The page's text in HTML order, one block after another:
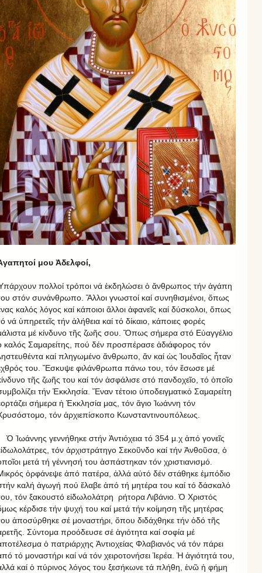
μου Ἀδελφοί,
πολλοί τρόποι νά ἐκδηλώσει ὁ ἄνθρωπος τήν ἀγάπη
στόν συνάνθρωπο. Ἄλλοι γνωστοί καί συνηθισμένοι, ὅπως
καλός λόγος καί κάποιοι ἄλλοι ἀφανεῖς καί δύσκολοι, ὅπως
νά ὑπηρετεῖς τήν ἀλήθεια καί τό δίκαιο, κάποιες φορές
μέ κίνδυνο τῆς ζωῆς σου. Ὅπως σήμερα στό Εὐαγγέλιο
καλός Σαμαρείτης, πού δέν προσπέρασε ἀδιάφορος τόν
καί πληγωμένο ἄνθρωπο, ἄν καί ὡς Ἰουδαῖος ἦταν
του. Ἔσκυψε φιλάνθρωπα πάνω του, τόν ἔσωσε μέ
τῆς ζωῆς του καί τόν ἀσφάλισε στό πανδοχεῖο, τό ὁποῖο
τήν Ἐκκλησία. Ἕναν τέτοιο ὑποδειγματικό Σαμαρείτη
σήμερα ἡ Ἐκκλησία μας, τόν ἅγιο Ἰωάννη τόν
τόν ἀρχιεπίσκοπο Κωνσταντινουπόλεως.
Ἰωάννης γεννήθηκε στήν Ἀντιόχεια τό 354 μ.χ ἀπό γονεῖς
τόν ἀρχιστράτηγο Σεκοῦνδο καί τήν Ἀνθοῦσα, ὁ
μετά τή γέννησή του ἀσπάστηκαν τόν χριστιανισμό.
ὀρφάνεψε ἀπό πατέρα, ἀλλά αὐτό δέν στάθηκε ἐμπόδιο
καλή ἀγωγή πού ἔλαβε ἀπό τή μητέρα του καί τό δάσκαλό
τόν ξακουστό εἰδωλολάτρη ρήτορα Λιβάνιο. Ὁ Χριστός
κέρδισε τήν ψυχή του καί μετά τήν κοίμηση τῆς μητέρας
ἀποσύρθηκε σέ μοναστήρι, ὅπου διδάχθηκε τήν ὁδό τῆς
Σύντομα προόδευσε σέ ἁγιότητα καί σοφία μέ
ὁ πατριάρχης Ἀντιοχείας Φλαβιανός νά τόν πάρει
τό μοναστήρι καί νά τόν χειροτονήσει Ἱερέα. Ἡ ἁγιότητά του,
καί ὁ πύρινος λόγος του ξεσήκωνε τά πλήθη, ἐνῶ ἡ φήμη